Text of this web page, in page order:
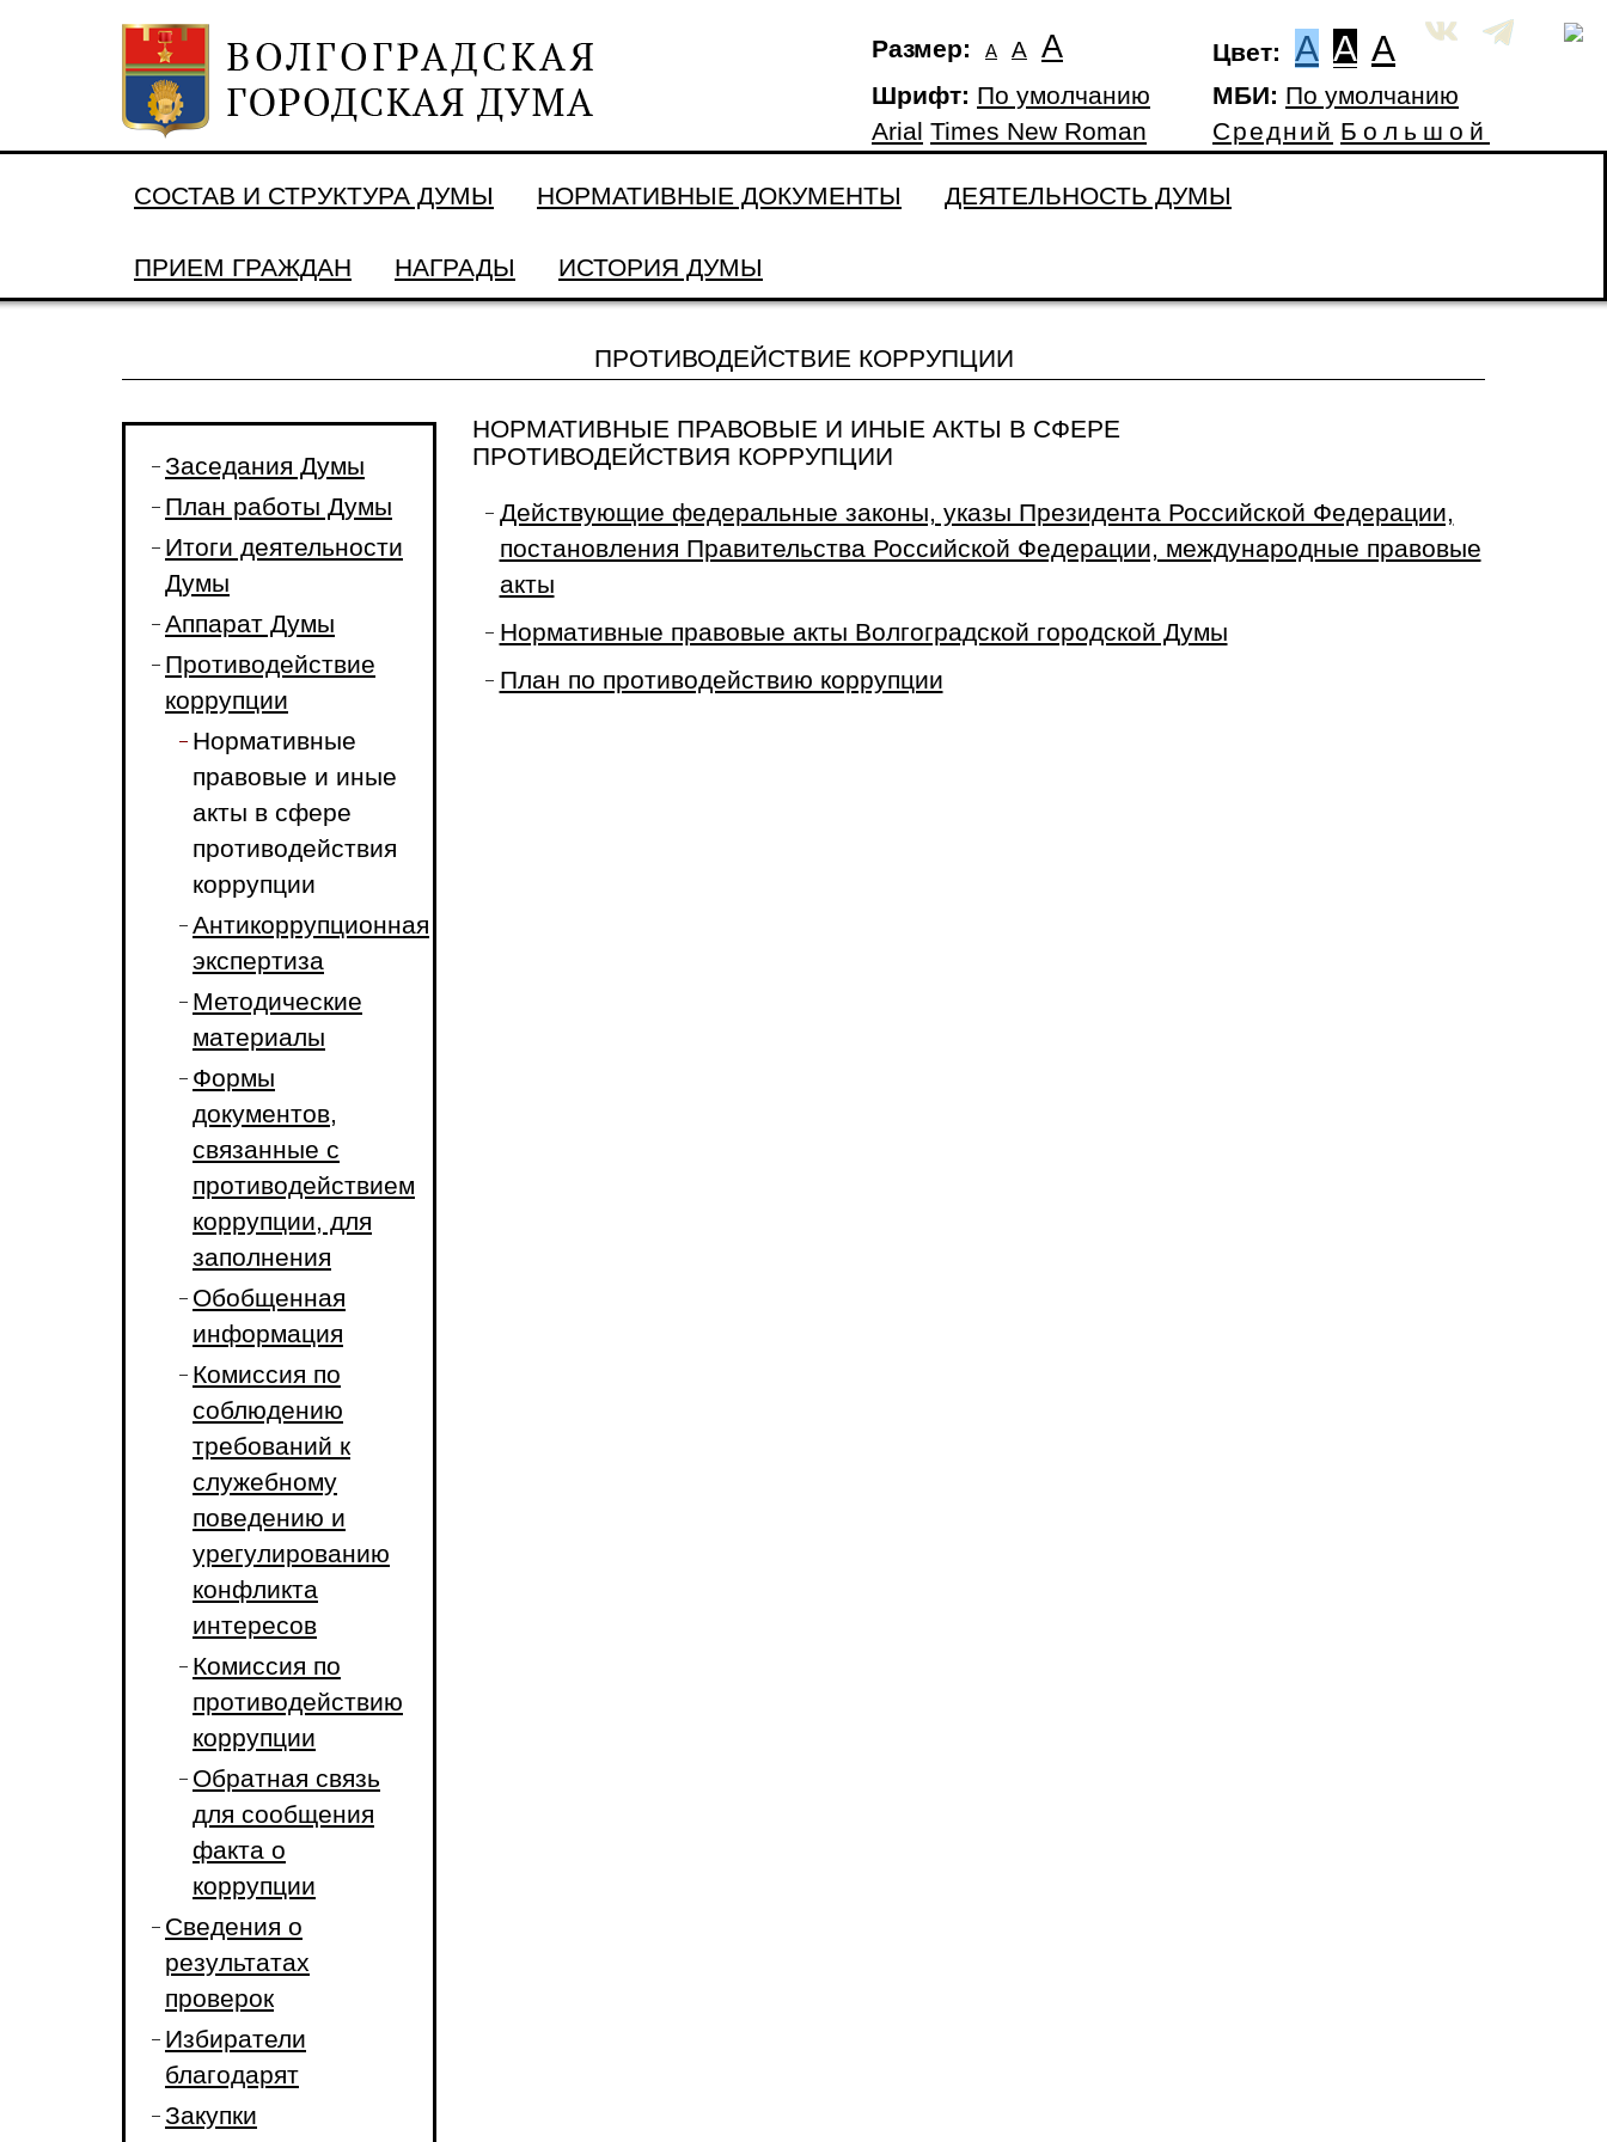
Размер: А А А Цвет: A A A
Шрифт: По умолчанию
Arial Times New Roman
МБИ: По умолчанию
Средний Большой
СОСТАВ И СТРУКТУРА ДУМЫ НОРМАТИВНЫЕ ДОКУМЕНТЫ ДЕЯТЕЛЬНОСТЬ ДУМЫ
ПРИЕМ ГРАЖДАН НАГРАДЫ ИСТОРИЯ ДУМЫ
ПРОТИВОДЕЙСТВИЕ КОРРУПЦИИ
Заседания Думы
План работы Думы
Итоги деятельности
Думы
Аппарат Думы
Противодействие
коррупции
Нормативные
правовые и иные
акты в сфере
противодействия
коррупции
Антикоррупционная
экспертиза
Методические
материалы
Формы
документов,
связанные с
противодействием
коррупции, для
заполнения
Обобщенная
информация
Комиссия по
соблюдению
требований к
служебному
поведению и
урегулированию
конфликта
интересов
Комиссия по
противодействию
коррупции
Обратная связь
для сообщения
факта о
коррупции
Сведения о
результатах
проверок
Избиратели
благодарят
Закупки
НОРМАТИВНЫЕ ПРАВОВЫЕ И ИНЫЕ АКТЫ В СФЕРЕ
ПРОТИВОДЕЙСТВИЯ КОРРУПЦИИ
Действующие федеральные законы, указы Президента Российской Федерации,
постановления Правительства Российской Федерации, международные правовые
акты
Нормативные правовые акты Волгоградской городской Думы
План по противодействию коррупции